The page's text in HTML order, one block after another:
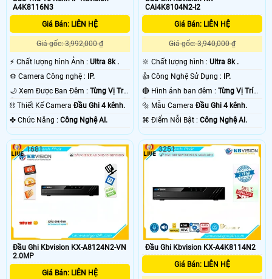
A4K8116N3
Giá Bán: LIÊN HỆ
Giá gốc: 3,992,000 ₫
️⚡ Chất lượng hình Ảnh : Ultra 8k .
⚙ Camera Công nghệ : IP.
🌙 Xem Được Ban Đêm : Từng Vị Trí
Camera .
⛓ Thiết Kế Camera Đầu Ghi 4 kênh.
️✤ Chức Năng : Công Nghệ AI.
CAi4K8104N2-I2
Giá Bán: LIÊN HỆ
Giá gốc: 3,940,000 ₫
🔆 Chất lượng hình :Ultra 8k .
👍 Công Nghệ Sử Dụng : IP.
🔴 Hình ảnh ban đêm :Từng Vị Trí
Camera .
🔩 Mẫu CameraĐầu Ghi 4 kênh.
️⌘ Điểm Nỗi Bật :Công Nghệ AI.
Đầu Ghi Kbvision KX-A8124N2-VN
2.0MP
Giá Bán: LIÊN HỆ
1681
Đầu Ghi Kbvision KX-A4K8114N2
Giá Bán: LIÊN HỆ
3251